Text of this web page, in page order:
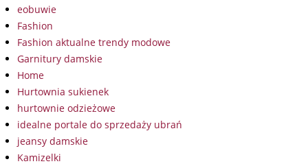
eobuwie
Fashion
Fashion aktualne trendy modowe
Garnitury damskie
Home
Hurtownia sukienek
hurtownie odzieżowe
idealne portale do sprzedaży ubrań
jeansy damskie
Kamizelki